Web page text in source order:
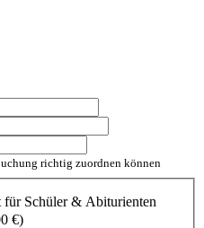
richtig zuordnen können
für Schüler & Abiturienten
€)